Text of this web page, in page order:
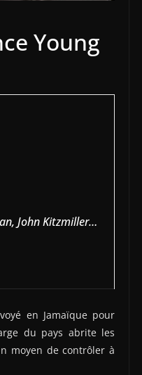
Young
John Kitzmiller…
en Jamaïque pour
du pays abrite les
moyen de contrôler à